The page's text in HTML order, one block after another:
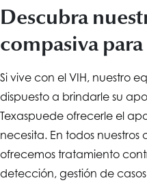
Descubra
compasiva para
Si vive con el VIH, nuestro
dispuesto a brindarle su
Texaspuede ofrecerle el
necesita. En todos nuestros
ofrecemos tratamiento
detección, gestión de